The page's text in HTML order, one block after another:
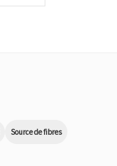
Source de fibres